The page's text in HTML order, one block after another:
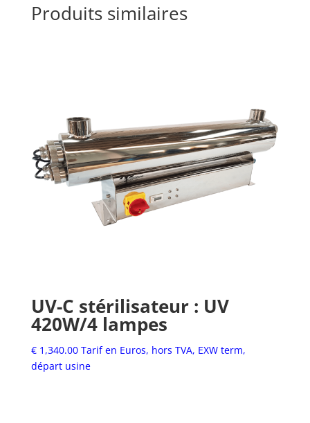
Produits similaires
UV-C stérilisateur : UV
420W/4 lampes
€1,340.00 Tarif en Euros, hors TVA, EXW term,
départ usine